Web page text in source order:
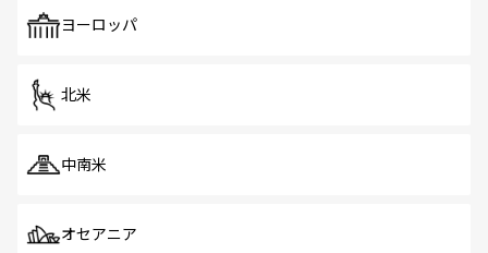
で、ホーカーズは地元の風情を楽しめる外せないスポット
ヨーロッパ
北米
中南米
オセアニア